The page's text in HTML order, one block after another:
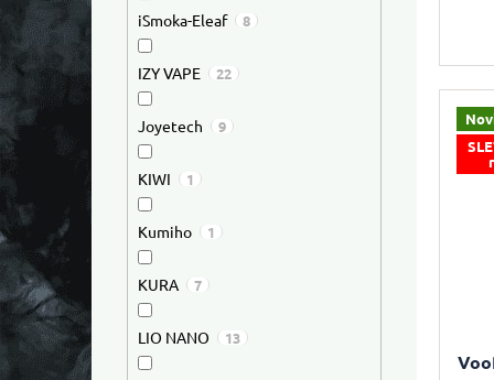
iSmoka-Eleaf 8
IZY VAPE 22
Joyetech 9
KIWI 1
Kumiho 1
KURA 7
LIO NANO 13